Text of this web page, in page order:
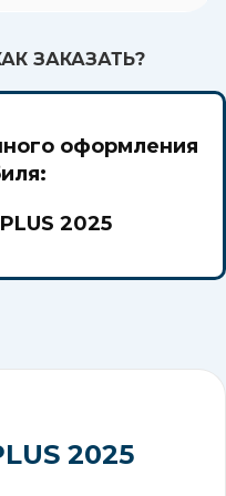
ЗАКАЗАТЬ?
оформления
2025
2025